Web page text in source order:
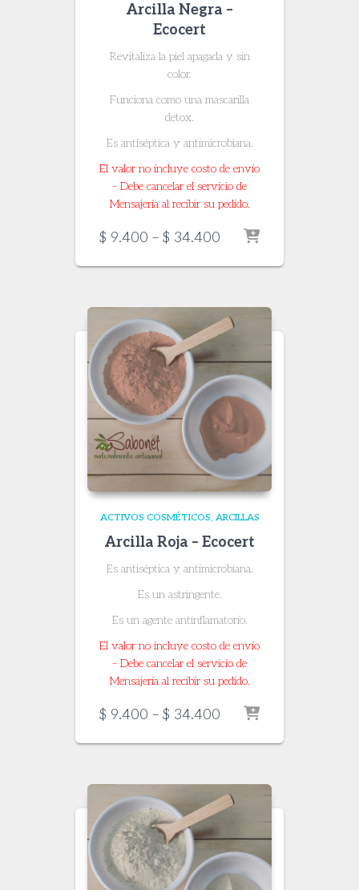
Arcilla Negra –
Ecocert
Revitaliza la piel apagada y sin
color.
Funciona como una mascarilla
detox.
Es antiséptica y antimicrobiana.
El valor no incluye costo de envío
– Debe cancelar el servicio de
Mensajería al recibir su pedido.
$ 9.400 – $ 34.400 Price
$ 9.400
$ 34.400
ACTIVOS COSMÉTICOS ARCILLAS
Arcilla Roja – Ecocert
Es antiséptica y antimicrobiana.
Es un astringente.
Es un agente antinflamatorio.
El valor no incluye costo de envío
– Debe cancelar el servicio de
Mensajería al recibir su pedido.
$ 9.400 – $ 34.400 Price
$ 9.400
$ 34.400